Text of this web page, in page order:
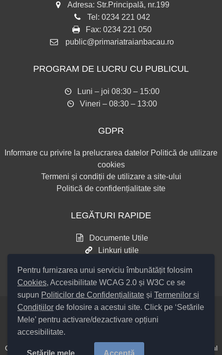
Pentru furnizarea unui serviciu îmbunătățit folosim
Cookies, Accesibilitate WCAG 2.0 și W3C ce se
supun Politicilor de Confidențialitate și Termenilor și
Condițiilor de folosire a acestui site. Click pe ‘Setările
Mele’ pentru activare/dezactivare opțiuni
accesibilitate.
Setările mele Acceptă
Adresa: Str.Principală, nr.199
Tel: 0234 221 042
Fax: 0234 221 050
public@primariatraianbacau.ro
PROGRAM DE LUCRU CU PUBLICUL
Luni – joi 08:30 – 15:00
Vineri – 08:30 – 13:00
GDPR
Informare cu privire la prelucrarea datelor Politică de utilizare
cookies
Termeni și condiții de utilizare a site-ului
Politică de confidențialitate site
LEGĂTURI RAPIDE
Documente Utile
Linkuri utile
Setări Cookies și Accesibilitate
Cod Județ 4 / Județul Bacău / Tipul UAT – 14 – C – Comună / Codul